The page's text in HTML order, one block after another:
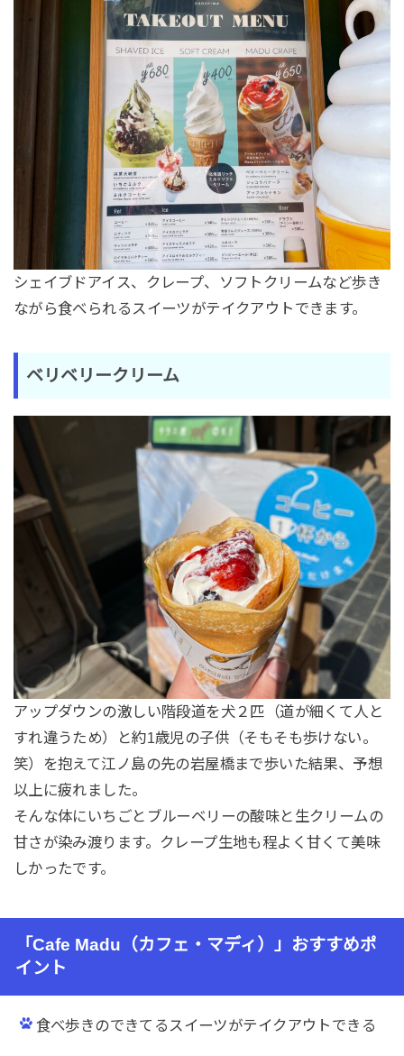
シェイブドアイス、クレープ、ソフトクリームなど歩き
ながら食べられるスイーツがテイクアウトできます。
ベリベリークリーム
アップダウンの激しい階段道を犬２匹（道が細くて人と
すれ違うため）と約1歳児の子供（そもそも歩けない。
笑）を抱えて江ノ島の先の岩屋橋まで歩いた結果、予想
以上に疲れました。
そんな体にいちごとブルーベリーの酸味と生クリームの
甘さが染み渡ります。クレープ生地も程よく甘くて美味
しかったです。
「Cafe Madu（カフェ・マディ）」おすすめポ
イント
食べ歩きのできてるスイーツがテイクアウトできる